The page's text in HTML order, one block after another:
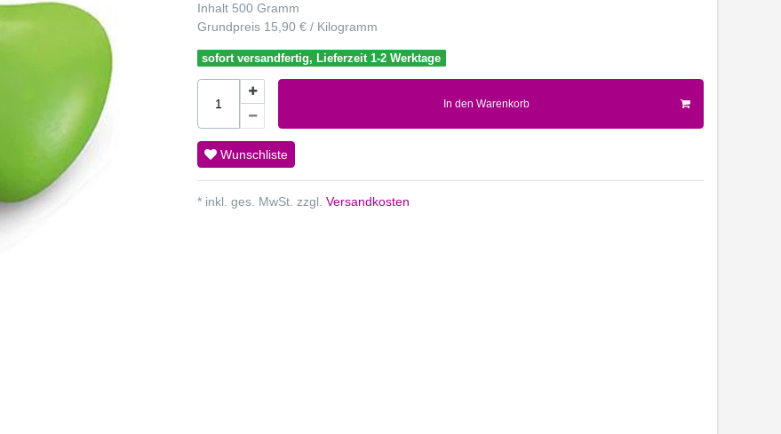
Inhalt 500 Gramm
Grundpreis 15,90 € / Kilogramm
sofort versandfertig, Lieferzeit 1-2 Werktage
In den Warenkorb
Wunschliste
* inkl. ges. MwSt. zzgl. Versandkosten